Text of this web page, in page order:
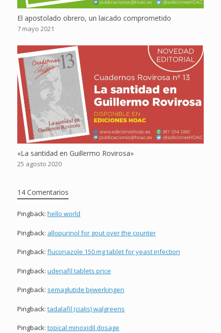
El apostolado obrero, un laicado comprometido
7 mayo 2021
«La santidad en Guillermo Rovirosa»
25 agosto 2020
14 Comentarios
Pingback: hello world
Pingback: allopurinol for gout over the counter
Pingback: fluconazole 150 mg tablet for yeast infection
Pingback: udenafil tablets price
Pingback: semaglutide bijwerkingen
Pingback: tadalafil (cialis) walgreens
Pingback: topical minoxidil dosage